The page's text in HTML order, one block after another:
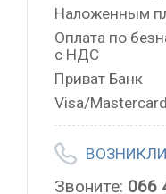
Наложенным
Оплата по
с НДС
Приват Банк
Visa/Mastercard
Звоните: 066